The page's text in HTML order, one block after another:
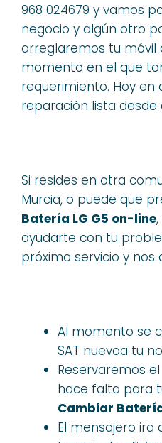
968 024679 y vamos
negocio y algún otro
arreglaremos tu móvil
momento en el que
requerimiento. Hoy
reparación lista desde
Si resides en otra
Murcia, o puede que
Batería LG G5 on-line
ayudarte con tu
próximo servicio y nos
Al momento se
SAT nuevoa tu
Reservaremos
hace falta para
Cambiar
El mensajero ira